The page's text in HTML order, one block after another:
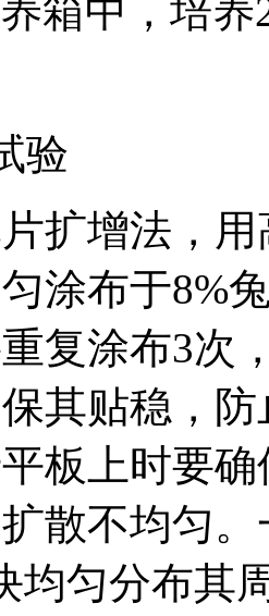
箱中，培养
验
扩增法，
涂布于8%
复涂布3次
其贴稳，
板上时要
散不均匀
均匀分布其